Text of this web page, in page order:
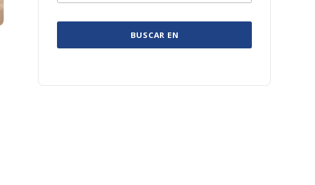
BUSCAR EN